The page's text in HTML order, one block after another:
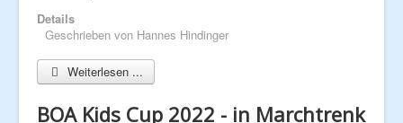
Details
Geschrieben von Hannes Hindinger
Weiterlesen ...
BOA Kids Cup 2022 - in Marchtrenk